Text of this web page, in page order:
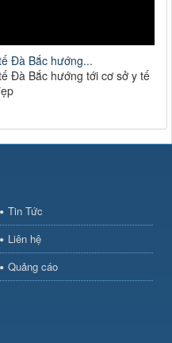
Đà Bắc hướng...
Đà Bắc hướng tới cơ sở y tế
Tin Tức
Liên hệ
Quảng cáo